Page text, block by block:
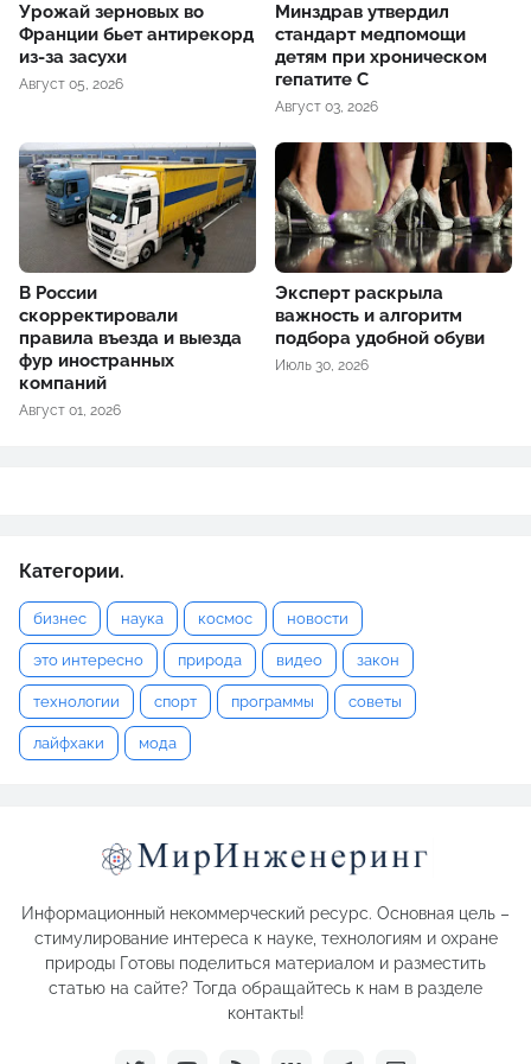
Урожай зерновых во
Франции бьет антирекорд
из-за засухи
Август 05, 2026
Минздрав утвердил
стандарт медпомощи
детям при хроническом
гепатите С
Август 03, 2026
В России
скорректировали
правила въезда и выезда
фур иностранных
компаний
Август 01, 2026
Эксперт раскрыла
важность и алгоритм
подбора удобной обуви
Июль 30, 2026
Категории.
бизнес наука космос новости
это интересно природа видео закон
технологии спорт программы советы
лайфхаки мода
Информационный некоммерческий ресурс. Основная цель –
стимулирование интереса к науке, технологиям и охране
природы Готовы поделиться материалом и разместить
статью на сайте? Тогда обращайтесь к нам в разделе
контакты!